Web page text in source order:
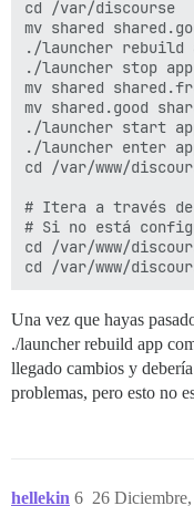
cd /var/discourse
mv shared
./launcher rebuild
./launcher stop app
mv shared
mv shared.good
./launcher start
./launcher enter
cd /var/www/
# Itera a través de
# Si no está
cd /var/www/
Una vez que hayas
./launcher rebuild app
llegado cambios y
problemas, pero esto no
hellekin 26
6